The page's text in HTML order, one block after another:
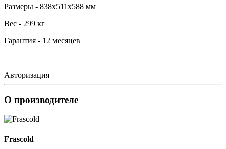
Размеры - 838х511х588 мм
Вес - 299 кг
Гарантия - 12 месяцев
Авторизация
О производителе
Frascold